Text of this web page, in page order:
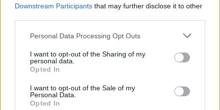
Downstream Participants that may further disclose it to other
Please note that this website/app uses one or more Google
not limited to your visit or usage behaviour. You may click to
grant or deny consent to Google and its third-party tags to
use your data for below specified purposes in below Google
consent section.
Personal Data Processing Opt Outs
I want to opt-out of the Sharing of my
personal data.
Opted In
I want to opt-out of the Sale of my
Personal Data.
Opted In
vízgazdálkodását pedig már a klímamodellekre kell alapozni.
Szólj hozzá!